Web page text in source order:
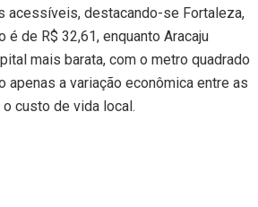
acessíveis, destacando-se Fortaleza,
é de R$ 32,61, enquanto Aracaju
mais barata, com o metro quadrado
a variação econômica entre as
custo de vida local.